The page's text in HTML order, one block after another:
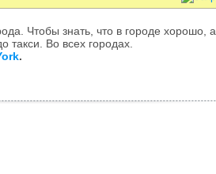
Чтобы знать, что в городе хорошо, а
такси. Во всех городах.
.